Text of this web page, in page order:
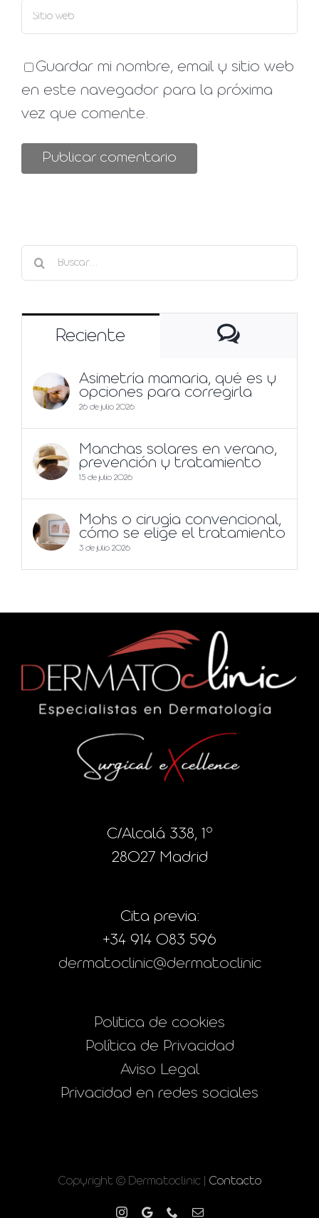
Guardar mi nombre, email y sitio web
en este navegador para la próxima
vez que comente.
Buscar:
Reciente
Asimetría mamaria, qué es y
opciones para corregirla
26 de julio 2026
Manchas solares en verano,
prevención y tratamiento
15 de julio 2026
Mohs o cirugía convencional,
cómo se elige el tratamiento
3 de julio 2026
C/Alcalá 338, 1º
28027 Madrid
Cita previa:
+34 914 083 596
dermatoclinic@dermatoclinic
Politica de cookies
Política de Privacidad
Aviso Legal
Privacidad en redes sociales
Copyright © Dermatoclinic | Contacto
Instagram
Google PhoneCorreo